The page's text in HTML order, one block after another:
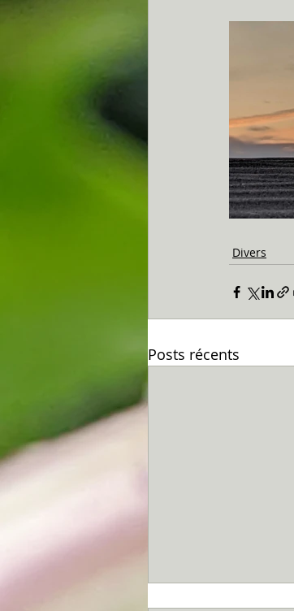
Divers
Posts récents